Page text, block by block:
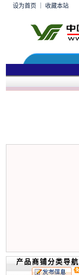
设为首页 收藏本站
产品商铺分类导航